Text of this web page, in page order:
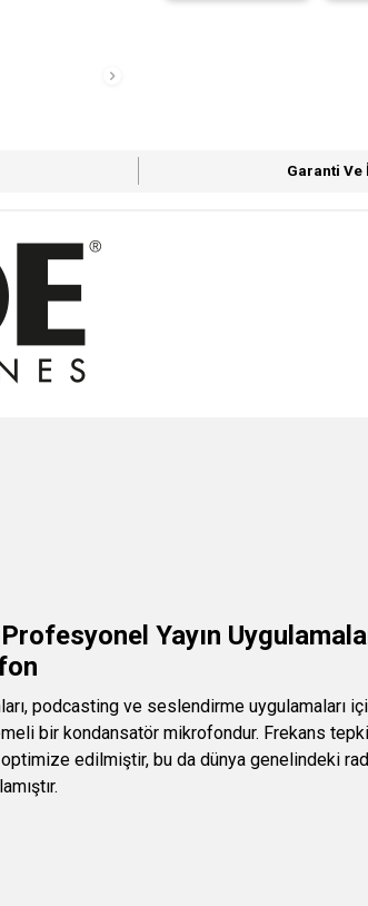
Garanti Ve
Yayın
podcasting ve seslendirme uygulamaları
bir kondansatör mikrofondur. Frekans
edilmiştir, bu da dünya genelindeki